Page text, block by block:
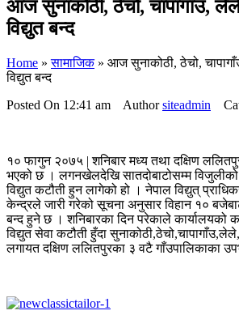
आज सुनाकोठी, ठेचो, चापागाँउ,
विद्युत बन्द
Home »सामाजिक» आज सुनाकोठी, ठेचो,
विद्युत बन्द
Posted On 12:41 am Authorsiteadmin
१० फागुन २०७५ | शनिबार मध्य तथा दक्षिण
भएको छ । लगनखेलदेखि सातदोबाटोसम्म विजुलीको
विद्युत कटौती हुन लागेको हो । नेपाल विद्युत्
केन्द्रले जारी गरेको सूचना अनुसार विहान १०
बन्द हुने छ । शनिबारका दिन परेकाले कार्यालयको
विद्युत सेवा कटौती हुँदा
लगायत दक्षिण ललितपुरका ३ वटै गाँउपालिकाका